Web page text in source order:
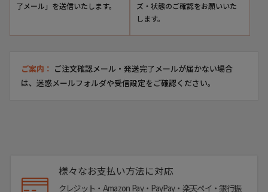
了メール」を送信いたします。
ズ・状態のご確認をお願いいた
します。
ご案内： ご注文確認メール・発送完了メールが届かない場合
は、迷惑メールフォルダや受信設定をご確認ください。
様々なお支払い方法に対応
クレジット・Amazon Pay・PayPay・楽天ペイ・銀行振